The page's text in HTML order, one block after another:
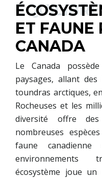
ET FAUNE
CANADA
Le Canada
paysages, allant
toundras arctiques,
Rocheuses et les
diversité offre
nombreuses
faune
environnements
écosystème joue